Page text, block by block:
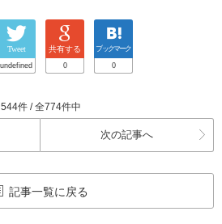
Tweet
undefined
共有する
0
ブックマーク
0
544件 / 全774件中
次の記事へ
記事一覧に戻る